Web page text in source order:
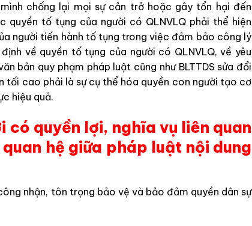
chống lại mọi sự cản trở hoặc gây tổn hại đến
quyền tố tụng của người có QLNVLQ phải thể hiện
người tiến hành tố tụng trong việc đảm bảo công lý
về quyền tố tụng của người có QLNVLQ, về yêu
bản quy phạm pháp luật cũng như BLTTDS sửa đổi
tối cao phải là sự cụ thể hóa quyền con người tạo cơ
hiệu quả.
có quyền lợi, nghĩa vụ liên quan
hệ giữa pháp luật nội dung
nhận, tôn trọng bảo vệ và bảo đảm quyền dân sự